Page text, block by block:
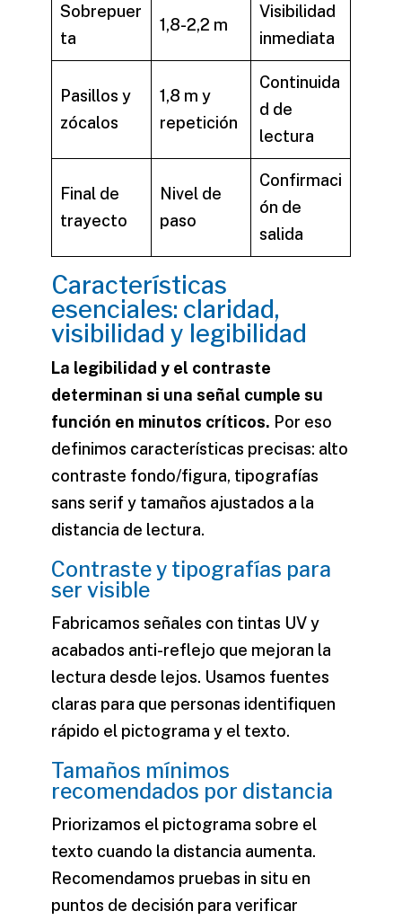
Sobrepuer
ta
1,8-2,2 m
Visibilidad
inmediata
Pasillos y
zócalos
1,8 m y
repetición
Continuida
d de
lectura
Final de
trayecto
Nivel de
paso
Confirmaci
ón de
salida
Características
esenciales: claridad,
visibilidad y legibilidad
La legibilidad y el contraste
determinan si una señal cumple su
función en minutos críticos. Por eso
definimos características precisas: alto
contraste fondo/figura, tipografías
sans serif y tamaños ajustados a la
distancia de lectura.
Contraste y tipografías para
ser visible
Fabricamos señales con tintas UV y
acabados anti-reflejo que mejoran la
lectura desde lejos. Usamos fuentes
claras para que personas identifiquen
rápido el pictograma y el texto.
Tamaños mínimos
recomendados por distancia
Priorizamos el pictograma sobre el
texto cuando la distancia aumenta.
Recomendamos pruebas in situ en
puntos de decisión para verificar